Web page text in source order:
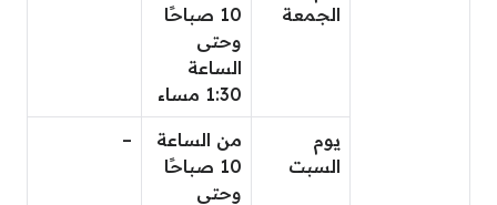
الجمعة
10 صباحًا
وحتى
الساعة
1:30 مساء
يوم
السبت
من الساعة
10 صباحًا
وحتى
–